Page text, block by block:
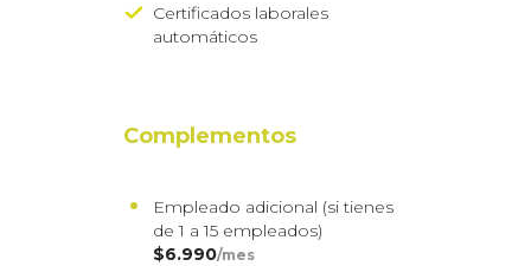
Certificados laborales
automáticos
Complementos
Empleado adicional (si tienes
de 1 a 15 empleados)
$6.990/mes